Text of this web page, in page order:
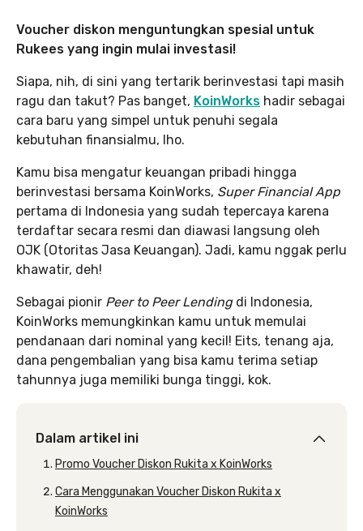
Voucher diskon menguntungkan spesial untuk
Rukees yang ingin mulai investasi!
Siapa, nih, di sini yang tertarik berinvestasi tapi masih
ragu dan takut? Pas banget, KoinWorks hadir sebagai
cara baru yang simpel untuk penuhi segala
kebutuhan finansialmu, lho.
Kamu bisa mengatur keuangan pribadi hingga
berinvestasi bersama KoinWorks, Super Financial App
pertama di Indonesia yang sudah tepercaya karena
terdaftar secara resmi dan diawasi langsung oleh
OJK (Otoritas Jasa Keuangan). Jadi, kamu nggak perlu
khawatir, deh!
Sebagai pionir Peer to Peer Lending di Indonesia,
KoinWorks memungkinkan kamu untuk memulai
pendanaan dari nominal yang kecil! Eits, tenang aja,
dana pengembalian yang bisa kamu terima setiap
tahunnya juga memiliki bunga tinggi, kok.
Dalam artikel ini
Promo Voucher Diskon Rukita x KoinWorks
Cara Menggunakan Voucher Diskon Rukita x
KoinWorks